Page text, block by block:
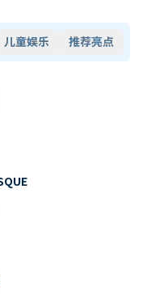
儿童娱乐 推荐亮点